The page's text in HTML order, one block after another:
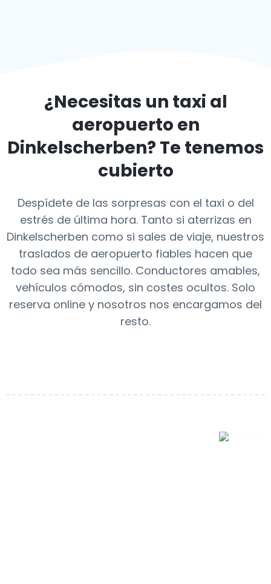
¿Necesitas un taxi al
aeropuerto en
Dinkelscherben? Te tenemos
cubierto
Despídete de las sorpresas con el taxi o del
estrés de última hora. Tanto si aterrizas en
Dinkelscherben como si sales de viaje, nuestros
traslados de aeropuerto fiables hacen que
todo sea más sencillo. Conductores amables,
vehículos cómodos, sin costes ocultos. Solo
reserva online y nosotros nos encargamos del
resto.